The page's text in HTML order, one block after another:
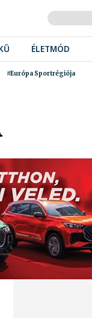
ÉLETMÓD
#Európa Sportrégiója